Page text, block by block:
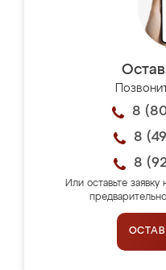
8
8
8
Или оставьте заявку